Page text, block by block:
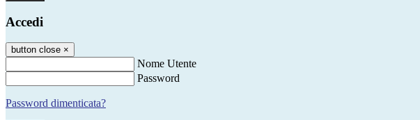
Accedi
button close ×
Nome Utente
Password
Password dimenticata?